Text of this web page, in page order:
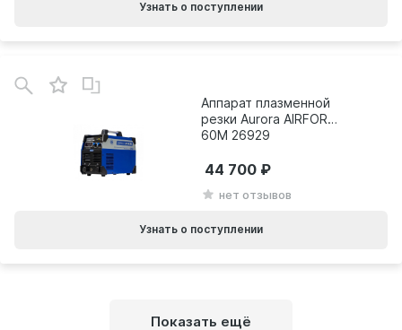
Узнать о поступлении
Аппарат плазменной
резки Aurora AIRFORCE
60M 26929
нет отзывов
44 700
Узнать о поступлении
Показать ещё